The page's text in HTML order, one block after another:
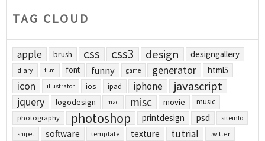
TAG CLOUD
apple brush css css3 design designgallery
diary film font funny game generator html5
icon illustrator ios ipad iphone javascript
jquery logodesign mac misc movie music
photography photoshop printdesign psd siteinfo
snipet software template texture tutrial twitter